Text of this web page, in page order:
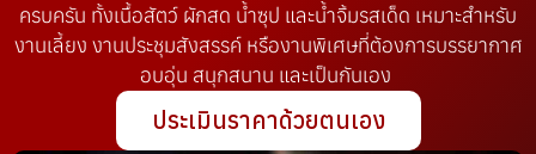
เรา
ยสิ่งแวดล้อม
ครบครัน ทั้งเนื้อสัตว์ ผักสด น้ำซุป และน้ำจิ้มรสเด็ด เหมาะสำหรับ
งานเลี้ยง งานประชุมสังสรรค์ หรืองานพิเศษที่ต้องการบรรยากาศ
อบอุ่น สนุกสนาน และเป็นกันเอง
ประเมินราคาด้วยตนเอง